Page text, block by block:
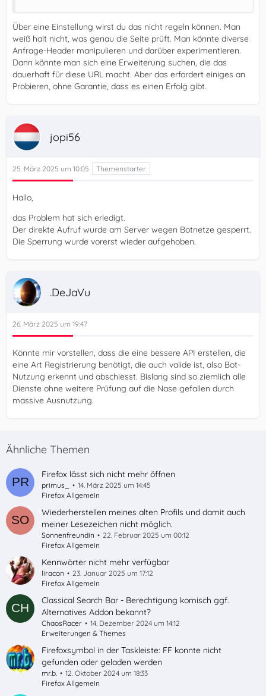
Über eine Einstellung wirst du das nicht regeln können. Man
weiß halt nicht, was genau die Seite prüft. Man könnte diverse
Anfrage-Header manipulieren und darüber experimentieren.
Dann könnte man sich eine Erweiterung suchen, die das
dauerhaft für diese URL macht. Aber das erfordert einiges an
Probieren, ohne Garantie, dass es einen Erfolg gibt.
jopi56
25. März 2025 um 10:05
Hallo,
das Problem hat sich erledigt.
Der direkte Aufruf wurde am Server wegen Botnetze gesperrt.
Die Sperrung wurde vorerst wieder aufgehoben.
.DeJaVu
26. März 2025 um 19:47
Könnte mir vorstellen, dass die eine bessere API erstellen, die
eine Art Registrierung benötigt, die auch valide ist, also Bot-
Nutzung erkennt und abschiesst. Bislang sind so ziemlich alle
Dienste ohne weitere Prüfung auf die Nase gefallen durch
massive Ausnutzung.
Ähnliche Themen
Firefox lässt sich nicht mehr öffnen
primus_
14. März 2025 um 14:45
Firefox Allgemein
Wiederherstellen meines alten Profils und damit auch
meiner Lesezeichen nicht möglich.
Sonnenfreundin
22. Februar 2025 um 00:12
Firefox Allgemein
Kennwörter nicht mehr verfügbar
liracon
23. Januar 2025 um 17:12
Firefox Allgemein
Classical Search Bar - Berechtigung komisch ggf.
Alternatives Addon bekannt?
ChaosRacer
14. Dezember 2024 um 14:12
Erweiterungen & Themes
Firefoxsymbol in der Taskleiste: FF konnte nicht
gefunden oder geladen werden
mr.b.
12. Oktober 2024 um 18:33
Firefox Allgemein